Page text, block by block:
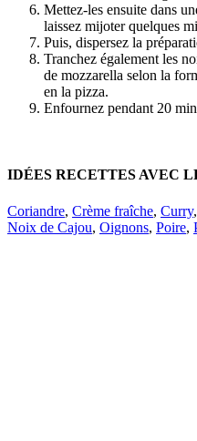
Mettez-les ensuite dans
laissez mijoter quelques
Puis, dispersez la
Tranchez également les
de mozzarella selon la
en la pizza.
Enfournez pendant 20
IDÉES RECETTES AVEC
Coriandre, Crème fraîche, Curry,
Noix de Cajou, Oignons, Poire,